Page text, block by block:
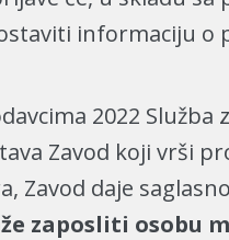
informaciju o
2022
Zavod koji vrši
Zavod daje
zaposliti osobu